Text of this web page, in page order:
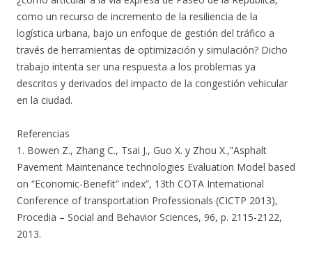
como un recurso de incremento de la resiliencia de la
logística urbana, bajo un enfoque de gestión del tráfico a
través de herramientas de optimización y simulación? Dicho
trabajo intenta ser una respuesta a los problemas ya
descritos y derivados del impacto de la congestión vehicular
en la ciudad.
Referencias
1. Bowen Z., Zhang C., Tsai J., Guo X. y Zhou X.,”Asphalt
Pavement Maintenance technologies Evaluation Model based
on “Economic-Benefit” index”, 13th COTA International
Conference of transportation Professionals (CICTP 2013),
Procedia – Social and Behavior Sciences, 96, p. 2115-2122,
2013.